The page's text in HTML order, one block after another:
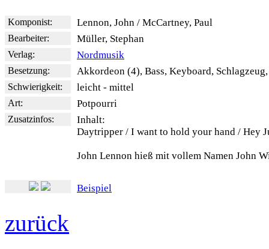
Komponist: Lennon, John / McCartney, Paul
Bearbeiter: Müller, Stephan
Verlag: Nordmusik
Besetzung: Akkordeon (4), Bass, Keyboard,
Schwierigkeit: leicht - mittel
Art: Potpourri
Zusatzinfos:
Inhalt:
Daytripper / I want to hold your hand / Hey
John Lennon hieß mit vollem Namen John
Beispiel
zurück